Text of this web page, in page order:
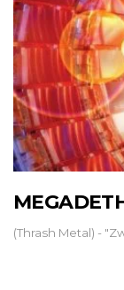
(Thrash Metal) -